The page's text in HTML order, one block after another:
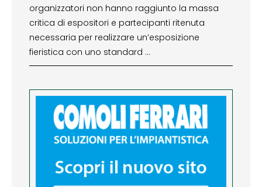
organizzatori non hanno raggiunto la massa
critica di espositori e partecipanti ritenuta
necessaria per realizzare un’esposizione
fieristica con uno standard …